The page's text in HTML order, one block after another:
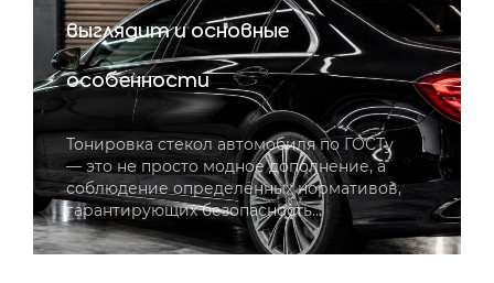
выглядит и основные
особенности
Тонировка стекол автомобиля по ГОСТу
— это не просто модное дополнение, а
соблюдение определённых нормативов,
гарантирующих безопасность…